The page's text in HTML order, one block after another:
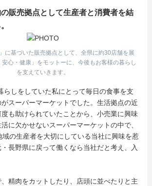
販売拠点として生産者と消費者を結
に基づいた販売拠点として、全県に約30店舗を展
心・健康」をモットーに、今後もお客様の暮らし
を支えていきます。
らしをしていた私にとって毎日の食事を支
スーパーマーケットでした。生活拠点の近
度も助けられていたことから、小売業に興味
に欠かせないスーパーマーケットの中で、
域の生産者を大切にしている当社に興味を惹
長野県に戻って働くなら当社だと考え、入
精肉をカットしたり、店頭に並べたりと主